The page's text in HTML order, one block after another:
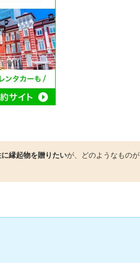
縁起物を贈りたいが、どのようなものが